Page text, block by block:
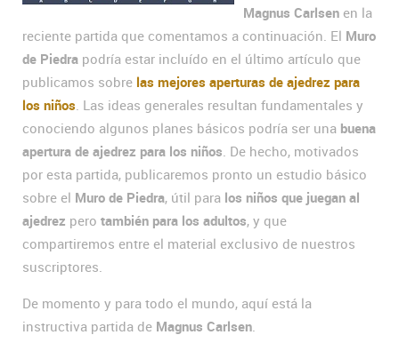
Magnus Carlsen en la
reciente partida que comentamos a continuación. El Muro
de Piedra podría estar incluído en el último artículo que
publicamos sobre las mejores aperturas de ajedrez para
los niños. Las ideas generales resultan fundamentales y
conociendo algunos planes básicos podría ser una buena
apertura de ajedrez para los niños. De hecho, motivados
por esta partida, publicaremos pronto un estudio básico
sobre el Muro de Piedra, útil para los niños que juegan al
ajedrez pero también para los adultos, y que
compartiremos entre el material exclusivo de nuestros
suscriptores.
De momento y para todo el mundo, aquí está la
instructiva partida de Magnus Carlsen.